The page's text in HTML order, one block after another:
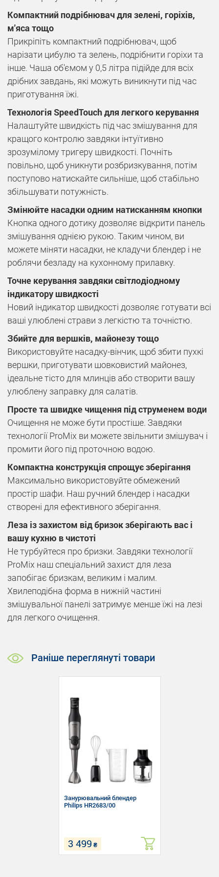
Компактний подрібнювач для зелені, горіхів,
м'яса тощо
Прикріпіть компактний подрібнювач, щоб
нарізати цибулю та зелень, подрібнити горіхи та
інше. Чаша об'ємом у 0,5 літра підійде для всіх
дрібних завдань, які можуть виникнути під час
приготування їжі.
Технологія SpeedTouch для легкого керування
Налаштуйте швидкість під час змішування для
кращого контролю завдяки інтуїтивно
зрозумілому тригеру швидкості. Почніть
повільно, щоб уникнути розбризкування, потім
поступово натискайте сильніше, щоб стабільно
збільшувати потужність.
Змінюйте насадки одним натисканням кнопки
Кнопка одного дотику дозволяє відкрити панель
змішування однією рукою. Таким чином, ви
можете міняти насадки, не кладучи блендер і не
роблячи безладу на кухонному прилавку.
Точне керування завдяки світлодіодному
індикатору швидкості
Новий індикатор швидкості дозволяє готувати всі
ваші улюблені страви з легкістю та точністю.
Збийте для вершків, майонезу тощо
Використовуйте насадку-вінчик, щоб збити пухкі
вершки, приготувати шовковистий майонез,
ідеальне тісто для млинців або створити вашу
улюблену заправку для салатів.
Просте та швидке чищення під струменем води
Очищення не може бути простіше. Завдяки
технології ProMix ви можете звільнити змішувач і
промити його під проточною водою.
Компактна конструкція спрощує зберігання
Максимально використовуйте обмежений
простір шафи. Наш ручний блендер і насадки
створені для ефективного зберігання.
Леза із захистом від бризок зберігають вас і
вашу кухню в чистоті
Не турбуйтеся про бризки. Завдяки технології
ProMix наш спеціальний захист для леза
запобігає бризкам, великим і малим.
Хвилеподібна форма в нижній частині
змішувальної панелі затримує менше їжі на лезі
для легкого очищення.
Раніше переглянуті товари
Занурювальний блендер
Philips HR2683/00
3 499 ₴